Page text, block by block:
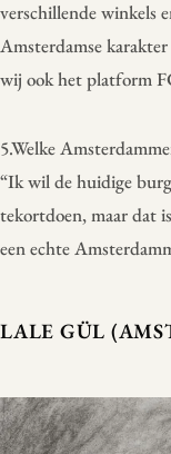
verschillende winkels
Amsterdamse
wij ook het platform
5.Welke
“Ik wil de huidige
tekortdoen, maar dat
een echte
LALE GÜL